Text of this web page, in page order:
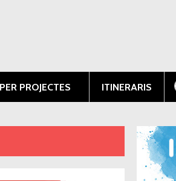
PROJECTES ITINERARIS